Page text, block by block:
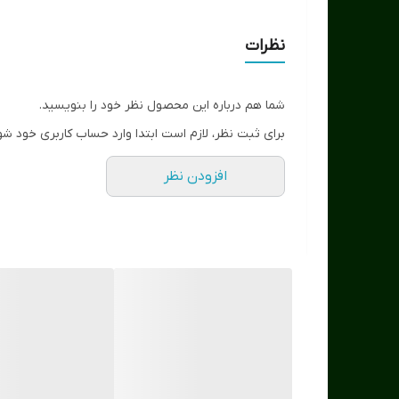
نظرات
شما هم درباره این محصول نظر خود را بنویسید.
برای ثبت نظر، لازم است ابتدا وارد حساب کاربری خود
افزودن نظر